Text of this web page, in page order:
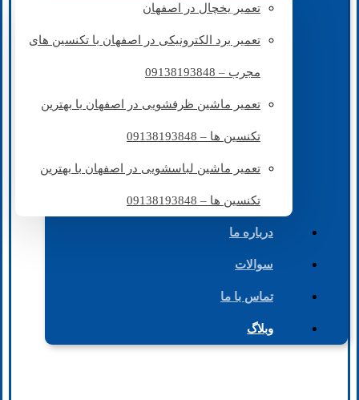
تعمیر یخچال در اصفهان
تعمیر برد الکترونیکی در اصفهان با تکنسین های
مجرب – 09138193848
تعمیر ماشین ظرفشویی در اصفهان با بهترین
تکنسین ها – 09138193848
تعمیر ماشین لباسشویی در اصفهان با بهترین
تکنسین ها – 09138193848
درباره ما
سوالات
تماس با ما
وبلاگ